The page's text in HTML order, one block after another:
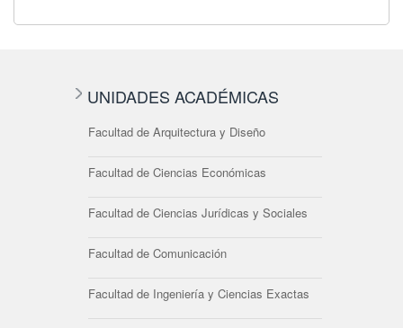
UNIDADES ACADÉMICAS
Facultad de Arquitectura y Diseño
Facultad de Ciencias Económicas
Facultad de Ciencias Jurídicas y Sociales
Facultad de Comunicación
Facultad de Ingeniería y Ciencias Exactas